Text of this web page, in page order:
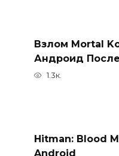
Взлом Mortal
Андроид
1.3к.
Hitman: Blood
Android